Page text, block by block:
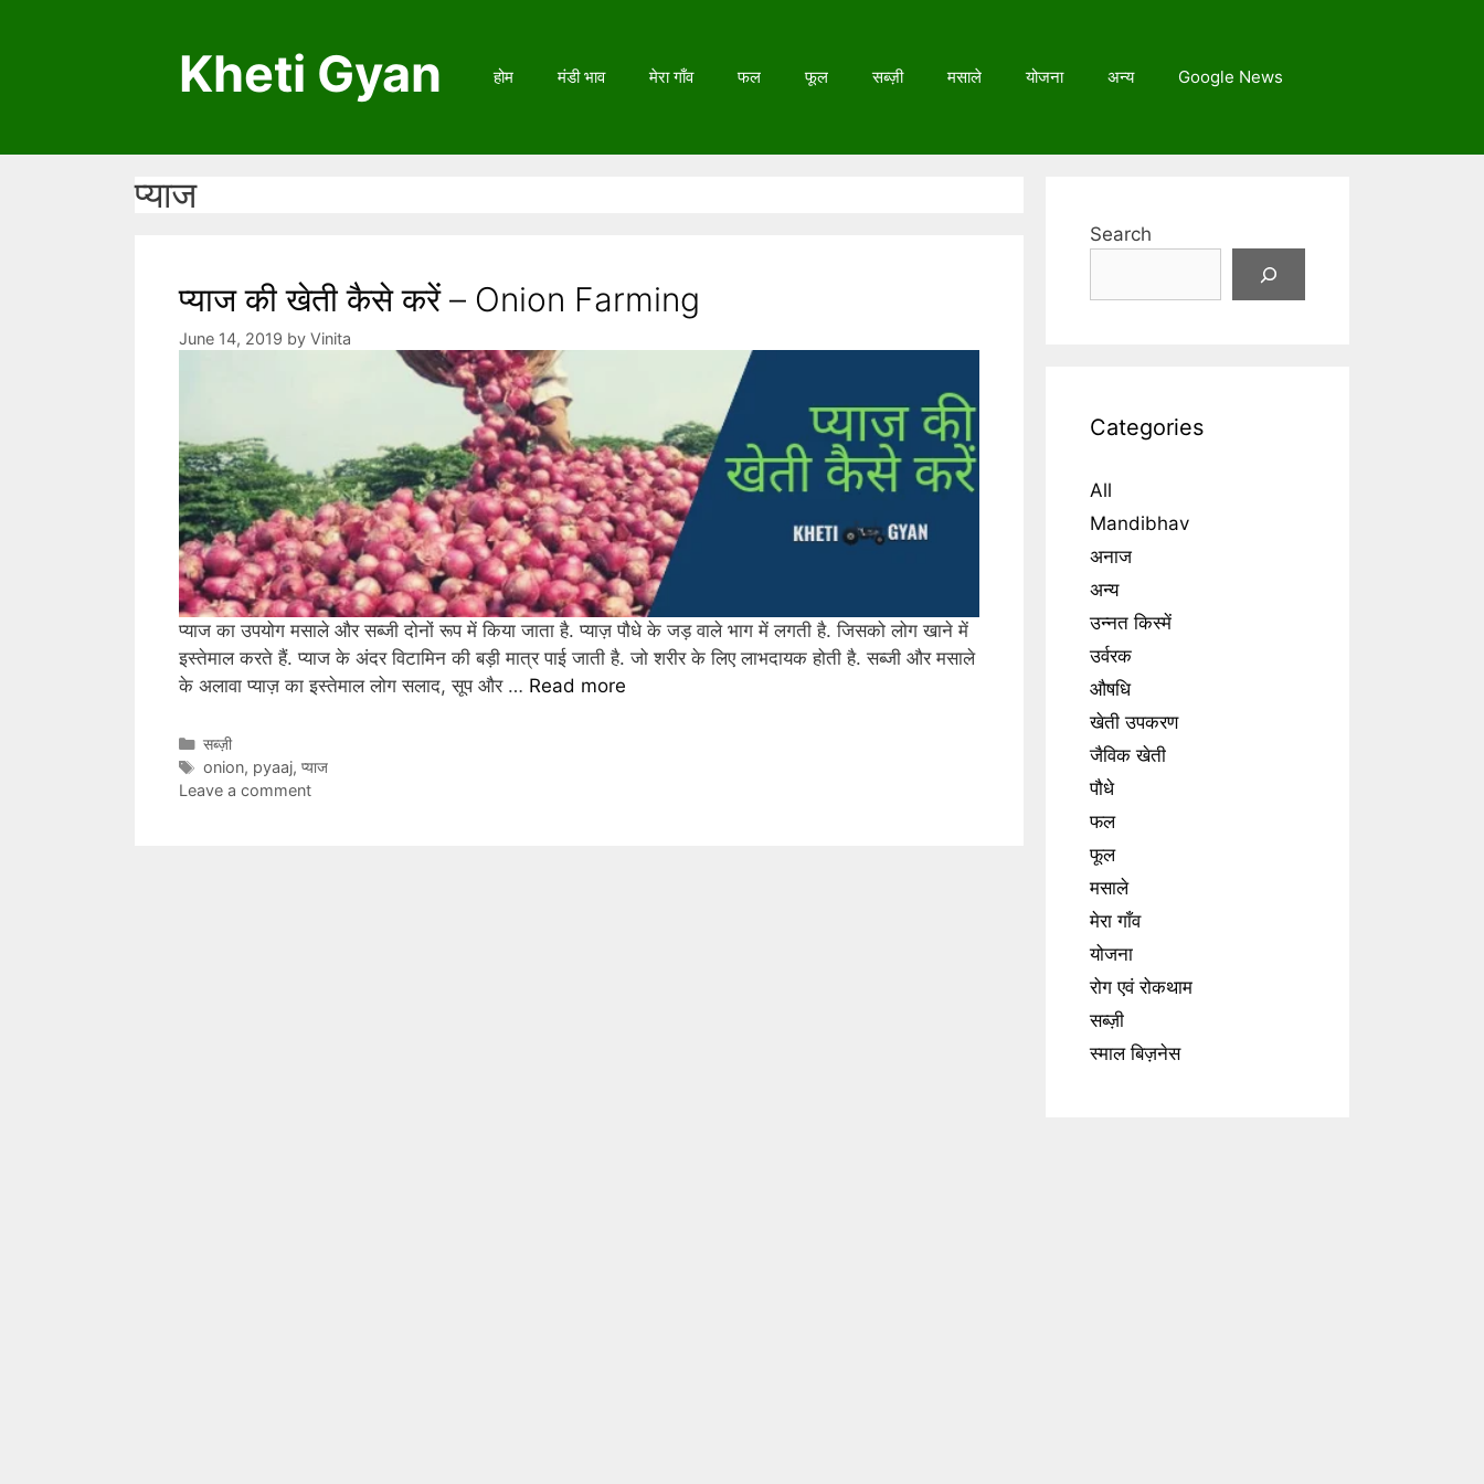
o
Kheti Gyan होम मंडी भाव मेरा गाँव फल फूल सब्ज़ी मसाले योजना अन्य Google News
प्याज
प्याज की खेती कैसे करें – Onion Farming
June 14, 2019 by Vinita
प्याज का उपयोग मसाले और सब्जी दोनों रूप में किया जाता है. प्याज़ पौधे के जड़ वाले भाग में लगती है. जिसको लोग खाने में
इस्तेमाल करते हैं. प्याज के अंदर विटामिन की बड़ी मात्र पाई जाती है. जो शरीर के लिए लाभदायक होती है. सब्जी और मसाले
के अलावा प्याज़ का इस्तेमाल लोग सलाद, सूप और … Read more
C
a
t
सब्ज़ी
T
a
onion, pyaaj, प्याज
Leave a comment
Search
Categories
All
Mandibhav
अनाज
अन्य
उन्नत किस्में
उर्वरक
औषधि
खेती उपकरण
जैविक खेती
पौधे
फल
फूल
मसाले
मेरा गाँव
योजना
रोग एवं रोकथाम
सब्ज़ी
स्माल बिज़नेस